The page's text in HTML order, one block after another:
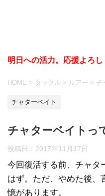
明日への活力。応援よろ
HOME > タックル > ルアー > チ
チャターベイト
チャターベイトっ
投稿日： 2017年11月17日
今回復活する前、チャタ
はず。ただ、やめた後、
憶があります。